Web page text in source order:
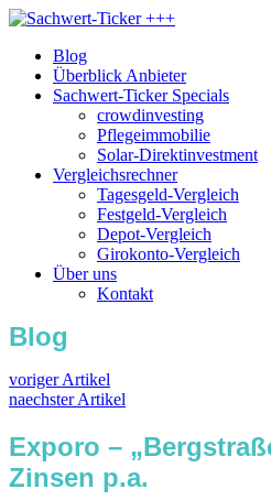
Blog
Überblick Anbieter
Sachwert-Ticker Specials
crowdinvesting
Pflegeimmobilie
Solar-Direktinvestment
Vergleichsrechner
Tagesgeld-Vergleich
Festgeld-Vergleich
Depot-Vergleich
Girokonto-Vergleich
Über uns
Kontakt
Blog
voriger Artikel
naechster Artikel
Exporo –
Zinsen p.a.